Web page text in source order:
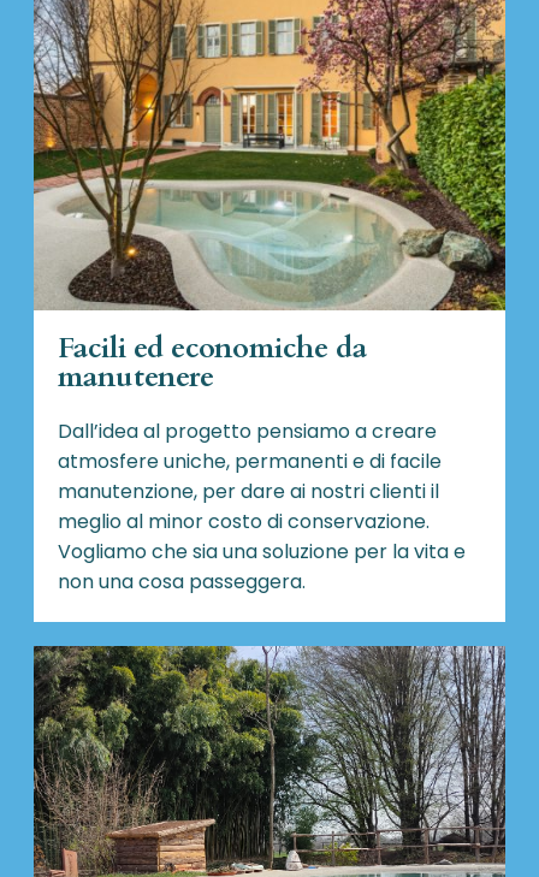
Facili ed economiche da
manutenere
Dall’idea al progetto pensiamo a creare
atmosfere uniche, permanenti e di facile
manutenzione, per dare ai nostri clienti il
meglio al minor costo di conservazione.
Vogliamo che sia una soluzione per la vita e
non una cosa passeggera.